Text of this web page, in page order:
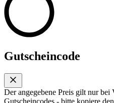
Gutscheincode
Der angegebene Preis gilt nur bei